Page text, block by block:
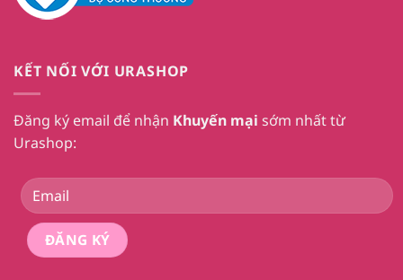
KẾT NỐI VỚI URASHOP
Đăng ký email để nhận Khuyến mại sớm nhất từ
Urashop: